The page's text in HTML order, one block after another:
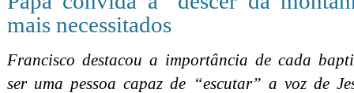
mais necessitados
Francisco destacou a importância de cada
ser uma pessoa capaz de “escutar” a voz de